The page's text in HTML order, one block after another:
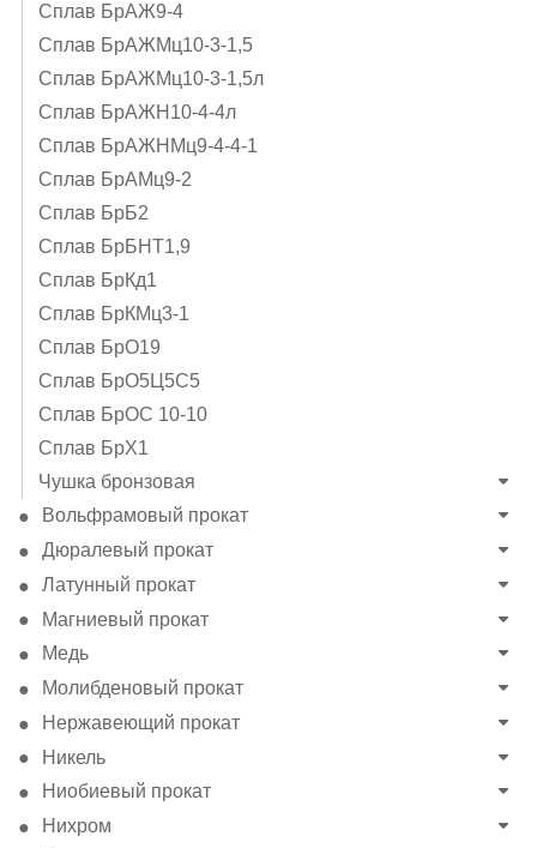
Сплав БрАЖ9-4
Сплав БрАЖМц10-3-1,5
Сплав БрАЖМц10-3-1,5л
Сплав БрАЖН10-4-4л
Сплав БрАЖНМц9-4-4-1
Сплав БрАМц9-2
Сплав БрБ2
Сплав БрБНТ1,9
Сплав БрКд1
Сплав БрКМц3-1
Сплав БрО19
Сплав БрО5Ц5С5
Сплав БрОС 10-10
Сплав БрХ1
Чушка бронзовая
Вольфрамовый прокат
Дюралевый прокат
Латунный прокат
Магниевый прокат
Медь
Молибденовый прокат
Нержавеющий прокат
Никель
Ниобиевый прокат
Нихром